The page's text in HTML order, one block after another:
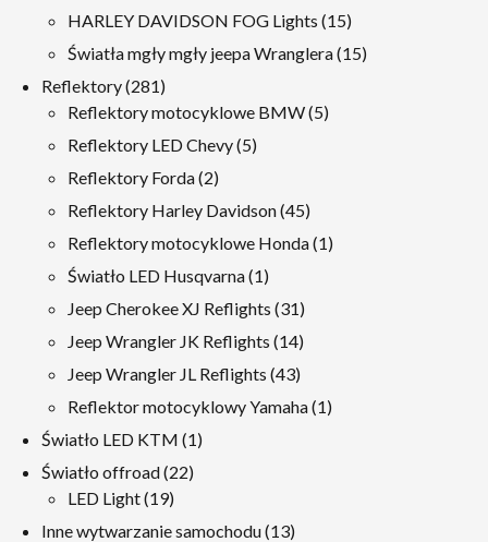
produkty
HARLEY DAVIDSON FOG Lights 1515
produkty
Światła mgły mgły jeepa Wranglera 1515
Reflektory 281281
produkty
Reflektory motocyklowe BMW 55
Reflektory LED Chevy 55
Reflektory Forda 22
produkty
Reflektory Harley Davidson 4545
produkty
Reflektory motocyklowe Honda 11
Światło LED Husqvarna 11
produkt
Jeep Cherokee XJ Reflights 3131
produkty
Jeep Wrangler JK Reflights 1414
produkty
Jeep Wrangler JL Reflights 4343
produkty
Reflektor motocyklowy Yamaha 11
Światło LED KTM 11
Światło offroad 2222
LED Light 1919
produkty
Inne wytwarzanie samochodu 1313